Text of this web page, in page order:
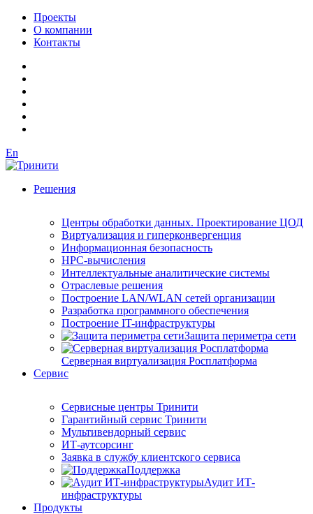
Проекты
О компании
Контакты
En
Решения
Центры обработки данных. Проектирование ЦОД
Виртуализация и гиперконвергенция
Информационная безопасность
HPC-вычисления
Интеллектуальные аналитические системы
Отраслевые решения
Построение LAN/WLAN сетей организации
Разработка программного обеспечения
Построение IT-инфраструктуры
Защита периметра сети
Серверная виртуализация Росплатформа
Сервис
Сервисные центры Тринити
Гарантийный сервис Тринити
Мультивендорный сервис
ИТ-аутсорсинг
Заявка в службу клиентского сервиса
Поддержка
Аудит ИТ-
инфраструктуры
Продукты